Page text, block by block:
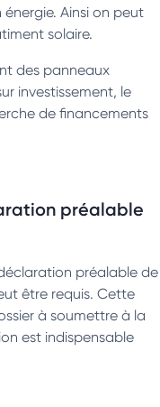
énergie. Ainsi on peut
solaire.
des panneaux
investissement, le
de financements
préalable
préalable de
être requis. Cette
à soumettre à la
est indispensable